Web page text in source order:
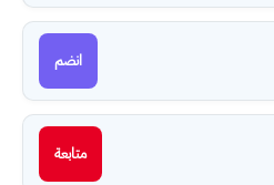
انضم
متابعة